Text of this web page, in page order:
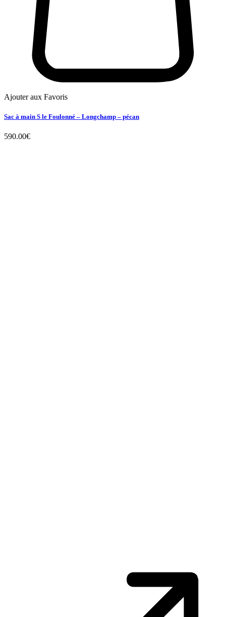
Ajouter aux Favoris
Sac à main S le Foulonné – Longchamp – pécan
590.00€